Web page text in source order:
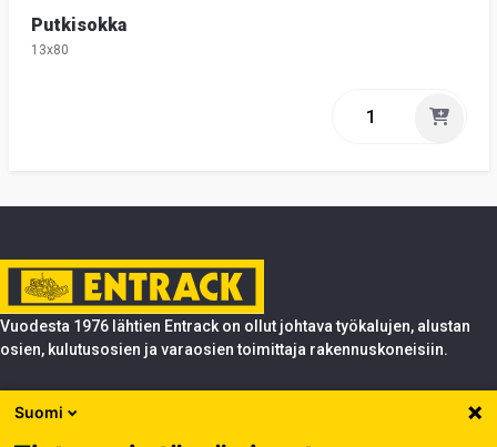
Putkisokka
13x80
Vuodesta 1976 lähtien Entrack on ollut johtava työkalujen, alustan
osien, kulutusosien ja varaosien toimittaja rakennuskoneisiin.
Tuotteet
Suomi